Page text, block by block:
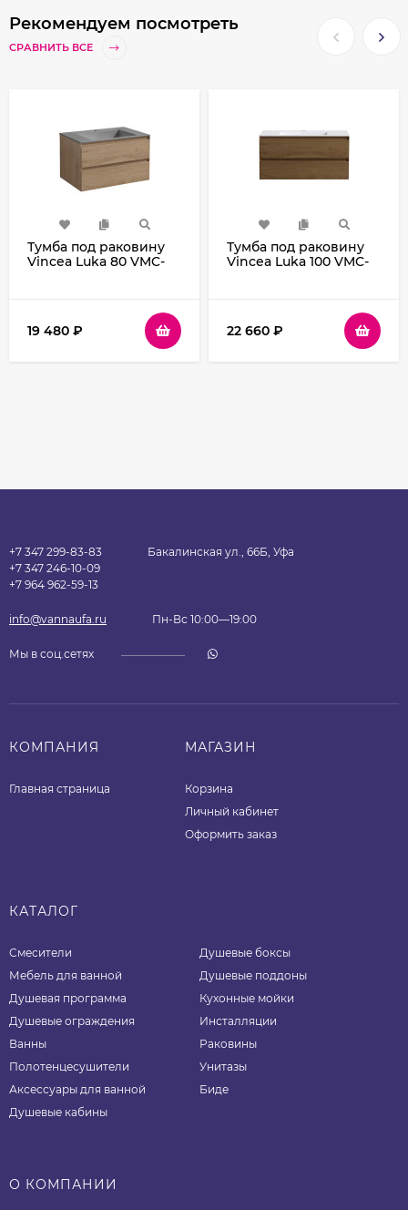
Рекомендуем посмотреть
СРАВНИТЬ ВСЕ
Тумба под раковину
Vincea Luka 80 VMC-
19 480 ₽
Тумба под раковину
Vincea Luka 100 VMC-
22 660 ₽
+7 347 299-83-83
+7 347 246-10-09
+7 964 962-59-13
Бакалинская ул., 66Б, Уфа
info@vannaufa.ru Пн-Вс 10:00—19:00
Мы в соц.сетях
КОМПАНИЯ
Главная страница
МАГАЗИН
Корзина
Личный кабинет
Оформить заказ
КАТАЛОГ
Смесители
Мебель для ванной
Душевая программа
Душевые ограждения
Ванны
Полотенцесушители
Аксессуары для ванной
Душевые кабины
Душевые боксы
Душевые поддоны
Кухонные мойки
Инсталляции
Раковины
Унитазы
Биде
О КОМПАНИИ